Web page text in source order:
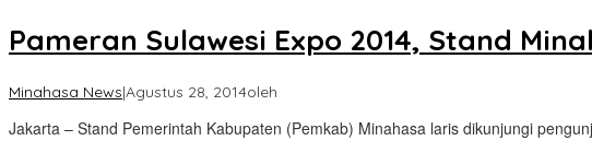
Pameran Sulawesi Expo 2014, Stand
Minahasa News|Agustus 28, 2014oleh
Jakarta – Stand Pemerintah Kabupaten (Pemkab) Minahasa laris dikunjungi